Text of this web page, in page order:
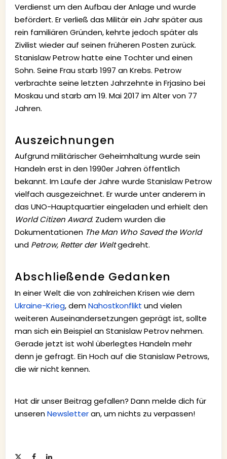
Verdienst um den Aufbau der Anlage und wurde
befördert. Er verließ das Militär ein Jahr später aus
rein familiären Gründen, kehrte jedoch später als
Zivilist wieder auf seinen früheren Posten zurück.
Stanislaw Petrow hatte eine Tochter und einen
Sohn. Seine Frau starb 1997 an Krebs. Petrow
verbrachte seine letzten Jahrzehnte in Frjasino bei
Moskau und starb am 19. Mai 2017 im Alter von 77
Jahren.
Auszeichnungen
Aufgrund militärischer Geheimhaltung wurde sein
Handeln erst in den 1990er Jahren öffentlich
bekannt. Im Laufe der Jahre wurde Stanislaw Petrow
vielfach ausgezeichnet. Er wurde unter anderem in
das UNO-Hauptquartier eingeladen und erhielt den
World Citizen Award. Zudem wurden die
Dokumentationen The Man Who Saved the World
und Petrow, Retter der Weltgedreht.
Abschließende Gedanken
In einer Welt die von zahlreichen Krisen wie dem
Ukraine-Krieg, demNahostkonflikt und vielen
weiteren Auseinandersetzungen geprägt ist, sollte
man sich ein Beispiel an Stanislaw Petrov nehmen.
Gerade jetzt ist wohl überlegtes Handeln mehr
denn je gefragt. Ein Hoch auf die Stanislaw Petrows,
die wir nicht kennen.
Hat dir unser Beitrag gefallen? Dann melde dich für
unserenNewsletteran, um nichts zu verpassen!